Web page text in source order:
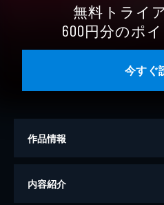
無料トライ
600円分のポ
今すぐ
作品情報
原作
内容紹介